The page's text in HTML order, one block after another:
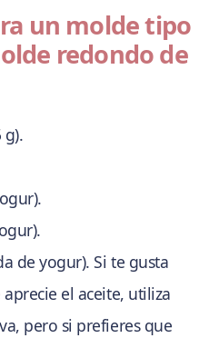
un molde tipo
redondo de
g).
de yogur). Si te gusta
el aceite, utiliza
pero si prefieres que